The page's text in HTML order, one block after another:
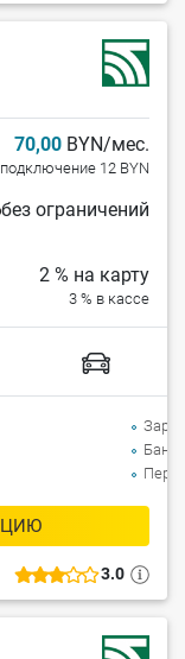
3.0
70,00 BYN/мес.
подключение 12 BYN
без ограничений
2 % на карту
3 % в кассе